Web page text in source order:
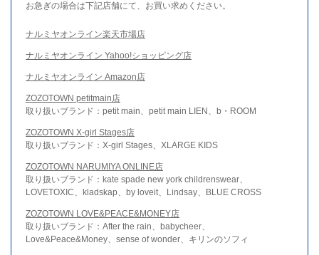
お急ぎの場合は下記店舗にて、お買い求めください。
ナルミヤオンライン楽天市場店
ナルミヤオンライン Yahoo!ショッピング店
ナルミヤオンライン Amazon店
ZOZOTOWN petitmain店
取り扱いブランド：petit main、petit main LIEN、b・ROOM
ZOZOTOWN X-girl Stages店
取り扱いブランド：X-girl Stages、XLARGE KIDS
ZOZOTOWN NARUMIYA ONLINE店
取り扱いブランド：kate spade new york childrenswear、
LOVETOXIC、kladskap、by loveit、Lindsay、BLUE CROSS
ZOZOTOWN LOVE&PEACE&MONEY店
取り扱いブランド：After the rain、babycheer、
Love&Peace&Money、sense of wonder、キリンのソフィ